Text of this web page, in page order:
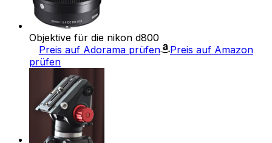
Objektive für die nikon d800
Preis auf Adorama prüfen
Preis auf Amazon
prüfen